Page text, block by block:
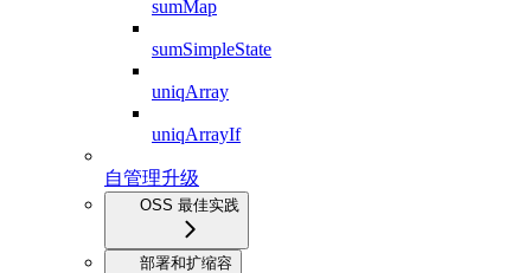
sumMap
sumSimpleState
uniqArray
uniqArrayIf
自管理升级
OSS 最佳实践
部署和扩缩容